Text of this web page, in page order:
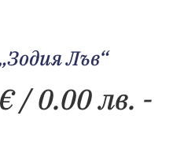
Лъв“
€Price
/ 0.00 лв. -